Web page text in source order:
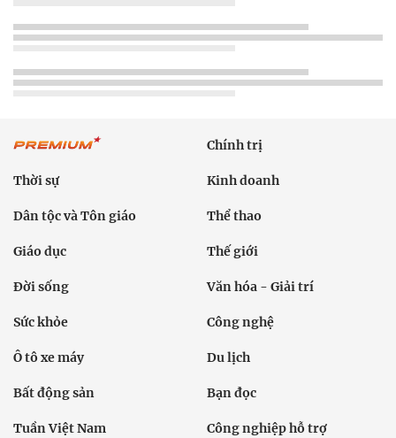
Chính trị
Thời sự Kinh doanh
Dân tộc và Tôn giáo Thể thao
Giáo dục Thế giới
Đời sống Văn hóa - Giải trí
Sức khỏe Công nghệ
Ô tô xe máy Du lịch
Bất động sản Bạn đọc
Tuần Việt Nam Công nghiệp hỗ trợ